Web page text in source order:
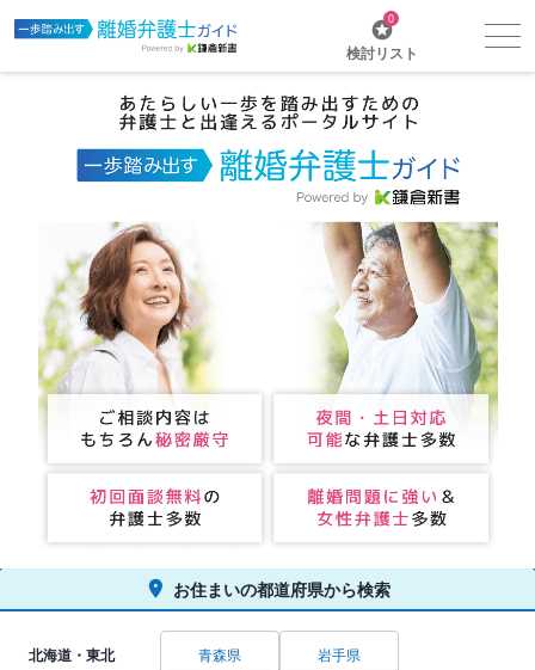
0
検討リスト
お住まいの都道府県から検索
北海道・東北 青森県 岩手県